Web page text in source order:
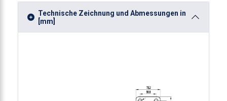
Technische Zeichnung und Abmessungen in
[mm]